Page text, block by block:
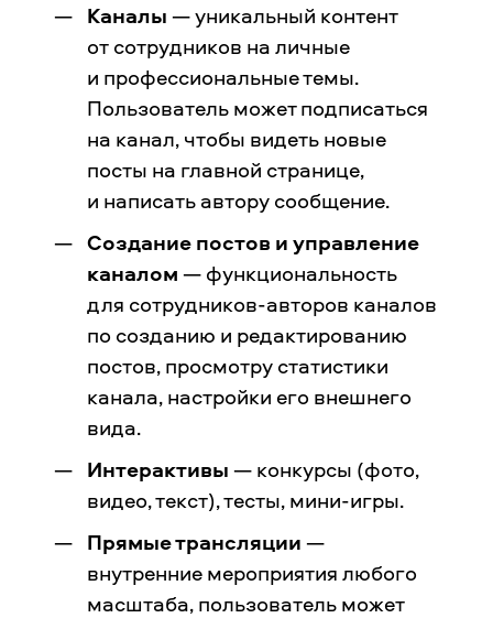
Каналы— уникальный контент
от сотрудников на личные
и профессиональные темы.
Пользователь может подписаться
на канал, чтобы видеть новые
посты на главной странице,
и написать автору сообщение.
Создание постов и управление
каналом— функциональность
для сотрудников-авторов каналов
по созданию и редактированию
постов, просмотру статистики
канала, настройки его внешнего
вида.
Интерактивы— конкурсы (фото,
видео, текст), тесты, мини-игры.
Прямые трансляции—
внутренние мероприятия любого
масштаба, пользователь может